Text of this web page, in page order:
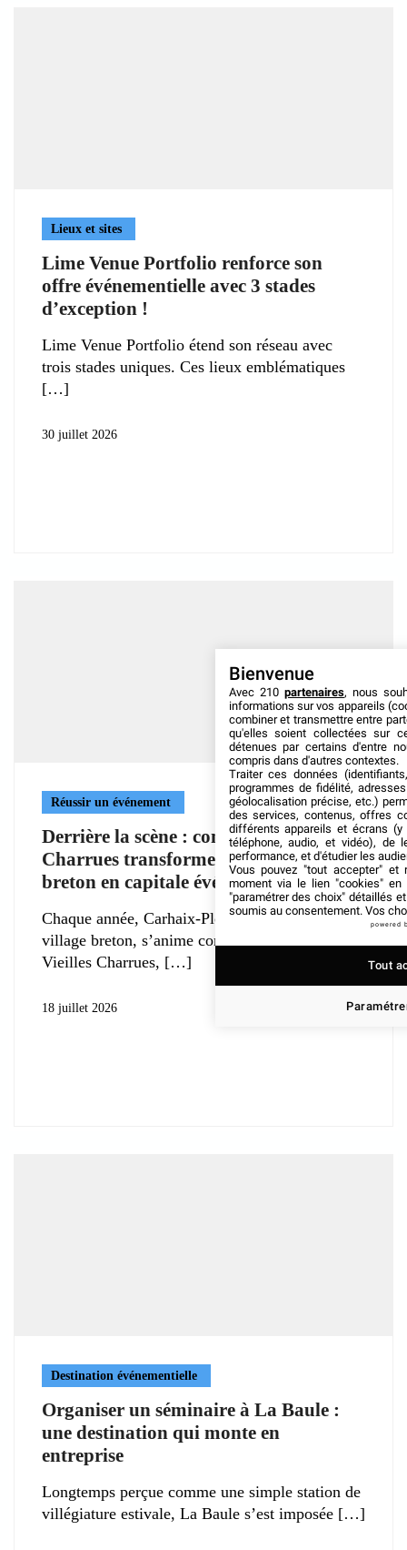
Lieux et sites
Lime Venue Portfolio renforce son
offre événementielle avec 3 stades
d’exception !
Lime Venue Portfolio étend son réseau avec
trois stades uniques. Ces lieux emblématiques
30 juillet 2026
Réussir un événement
Derrière la scène : comment les Vieilles
Charrues transforment un village
breton en capitale événementielle ?
Chaque année, Carhaix-Plouguer, paisible
village breton, s’anime comme jamais. Avec les
Vieilles Charrues,
18 juillet 2026
Destination événementielle
Organiser un séminaire à La Baule :
une destination qui monte en
entreprise
Longtemps perçue comme une simple station de
villégiature estivale, La Baule s’est imposée
Bienvenue
Avec 210 partenaires, nous
informations sur vos appareils
combiner et transmettre entre
qu'elles soient collectées sur
détenues par certains d'entre
compris dans d'autres contextes.
Traiter ces données
programmes de fidélité,
géolocalisation précise, etc.)
des services, contenus, offres
différents appareils et écrans (y
téléphone, audio, et vidéo), de
performance, et d'étudier les
Vous pouvez "tout accepter" et
moment via le lien "cookies" en
"paramétrer des choix" détaillés
soumis au consentement. Vos
powered
Tout